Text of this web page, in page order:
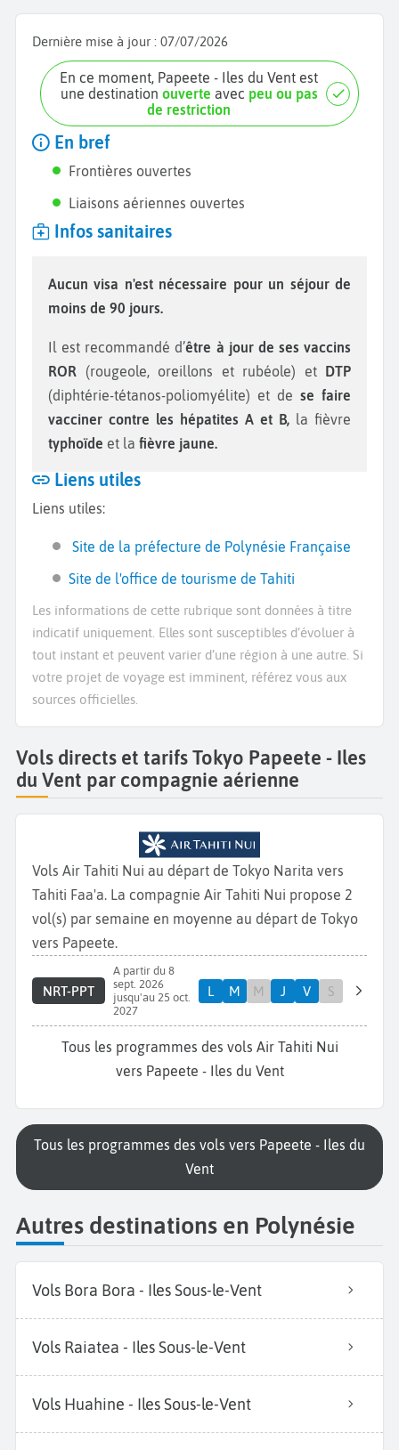
Dernière mise à jour : 07/07/2026
En ce moment, Papeete - Iles du Vent est
une destination ouverte avec peu ou pas
de restriction
En bref
Frontières ouvertes
Liaisons aériennes ouvertes
Infos sanitaires
Aucun visa n'est nécessaire pour un séjour de
moins de 90 jours.
Il est recommandé d’être à jour de ses vaccins
ROR (rougeole, oreillons et rubéole) et DTP
(diphtérie-tétanos-poliomyélite) et de se faire
vacciner contre les hépatites A et B,
la fièvre
typhoïde et la fièvre jaune.
Liens utiles
Liens utiles:
Site de la préfecture de Polynésie Française
Site de l'office de tourisme de Tahiti
Les informations de cette rubrique sont données à titre
indicatif uniquement. Elles sont susceptibles d’évoluer à
tout instant et peuvent varier d’une région à une autre. Si
votre projet de voyage est imminent, référez vous aux
sources officielles.
Vols directs et tarifs Tokyo Papeete - Iles
du Vent par compagnie aérienne
Vols Air Tahiti Nui au départ de Tokyo Narita vers
Tahiti Faa'a. La compagnie Air Tahiti Nui propose 2
vol(s) par semaine en moyenne au départ de Tokyo
vers Papeete.
NRT-PPT
A partir du 8
sept. 2026
jusqu'au 25 oct.
2027
L M M J V S
Tous les programmes des vols Air Tahiti Nui
vers Papeete - Iles du Vent
Tous les programmes des vols vers Papeete - Iles du
Vent
Autres destinations en Polynésie
Vols Bora Bora - Iles Sous-le-Vent
Vols Raiatea - Iles Sous-le-Vent
Vols Huahine - Iles Sous-le-Vent